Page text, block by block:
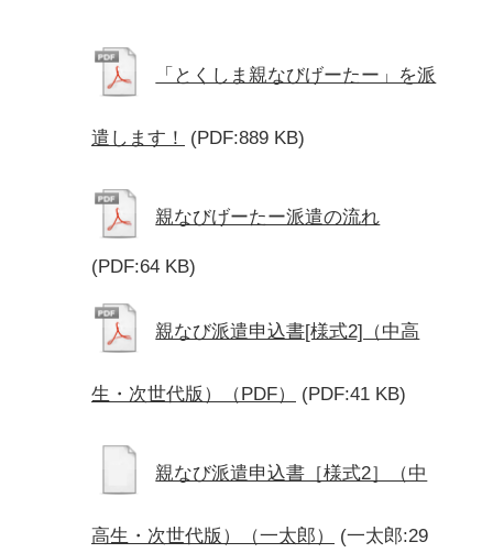
「とくしま親なびげーたー」を派
遣します！ (PDF:889 KB)
親なびげーたー派遣の流れ
(PDF:64 KB)
親なび派遣申込書[様式2]（中高
生・次世代版）（PDF） (PDF:41 KB)
親なび派遣申込書［様式2］（中
高生・次世代版）（一太郎） (一太郎:29